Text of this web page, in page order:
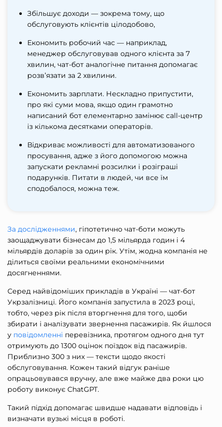
Збільшує доходи — зокрема тому, що
обслуговують клієнтів цілодобово,
Економить робочий час — наприклад,
менеджер обслуговував одного клієнта за 7
хвилин, чат-бот аналогічне питання допомагає
розв’язати за 2 хвилини.
Економить зарплати. Нескладно припустити,
про які суми мова, якщо один грамотно
написаний бот елементарно замінює call-центр
із кількома десятками операторів.
Відкриває можливості для автоматизованого
просування, адже з його допомогою можна
запускати рекламні розсилки і розіграші
подарунків. Питати в людей, чи все їм
сподобалося, можна теж.
За дослідженнями, гіпотетично чат-боти можуть
заощаджувати бізнесам до 1,5 мільярда годин і 4
мільярдів доларів за один рік. Утім, жодна компанія не
ділиться своїми реальними економічними
досягненнями.
Серед найвідоміших прикладів в Україні — чат-бот
Укрзалізниці. Його компанія запустила в 2023 році,
тобто, через рік після вторгнення для того, щоби
збирати і аналізувати звернення пасажирів. Як йшлося
у повідомленні перевізника, протягом одного дня тут
отримують до 1300 оцінок поїздок від пасажирів.
Приблизно 300 з них — тексти щодо якості
обслуговування. Кожен такий відгук раніше
опрацьовувався вручну, але вже майже два роки цю
роботу виконує ChatGPT.
Такий підхід допомагає швидше надавати відповідь і
визначати вузькі місця в роботі.